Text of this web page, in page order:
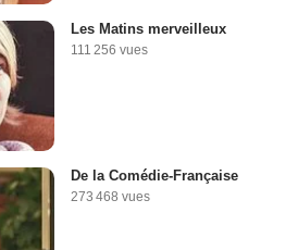
Les Matins merveilleux
111 256 vues
De la Comédie-Française
273 468 vues